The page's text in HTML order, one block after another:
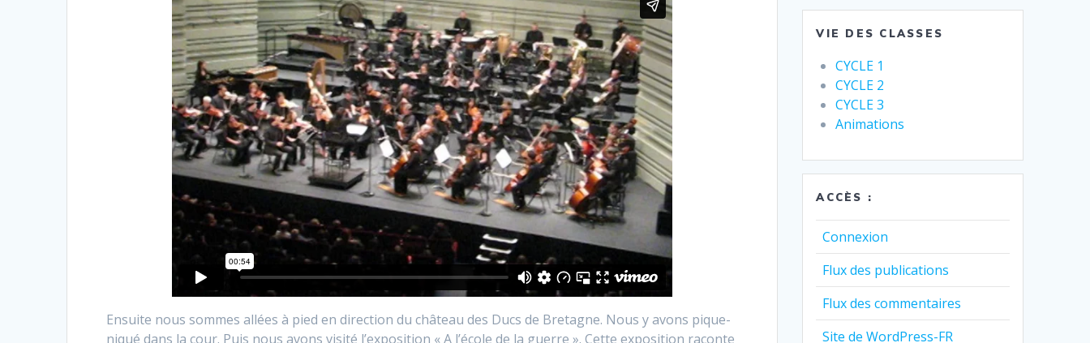
Ensuite nous sommes allées à pied en direction du château des Ducs de Bretagne. Nous y avons pique-
niqué dans la cour. Puis nous avons visité l’exposition « A l’école de la guerre ». Cette exposition raconte
VIE DES CLASSES
CYCLE 1
CYCLE 2
CYCLE 3
Animations
ACCÈS :
Connexion
Flux des publications
Flux des commentaires
Site de WordPress-FR